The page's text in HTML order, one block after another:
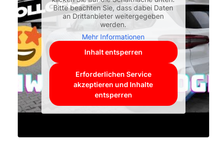
Bitte beachten Sie, dass dabei Daten
an Drittanbieter weitergegeben
werden.
Mehr Informationen
Inhalt entsperren
Erforderlichen Service
akzeptieren und Inhalte
entsperren